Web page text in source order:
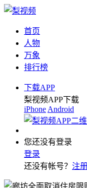
首页
人物
万象
排行榜
下载APP
梨视频APP下载
iPhone Android
您还没有登录
登录
还没有帐号？ 注